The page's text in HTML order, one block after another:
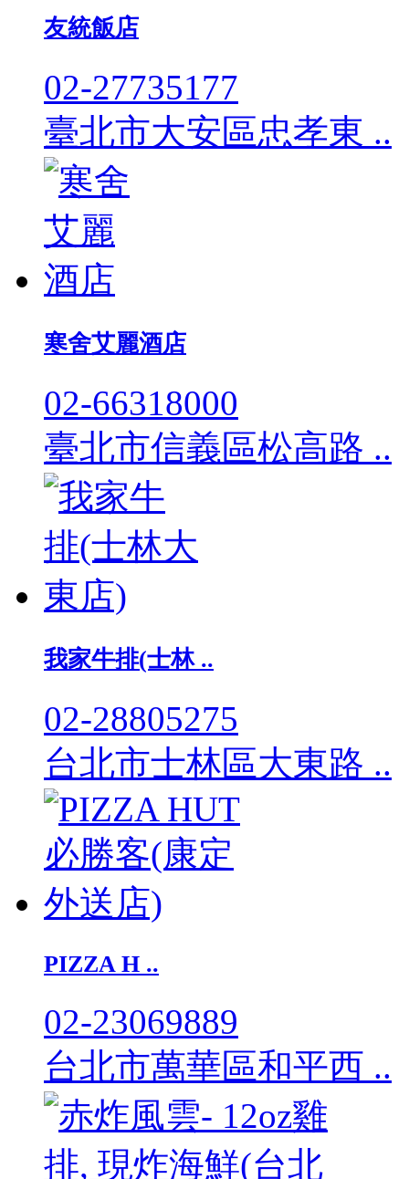
友統飯店
02-27735177
臺北市大安區忠孝東 ..
寒舍艾麗酒店
02-66318000
臺北市信義區松高路 ..
我家牛排(士林 ..
02-28805275
台北市士林區大東路 ..
PIZZA H ..
02-23069889
台北市萬華區和平西 ..